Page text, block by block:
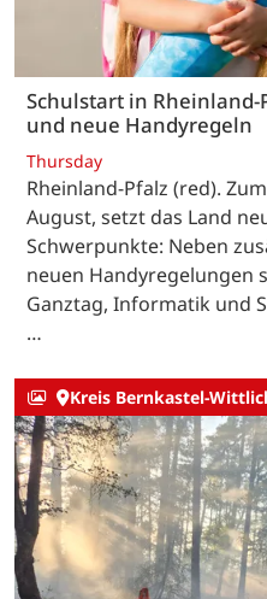
Schulstart in
und neue Handyregeln
Thursday
Rheinland-Pfalz (red).
August, setzt das Land
Schwerpunkte: Neben
neuen Handyregelungen
Ganztag, Informatik und
…
Kreis Bernkastel-